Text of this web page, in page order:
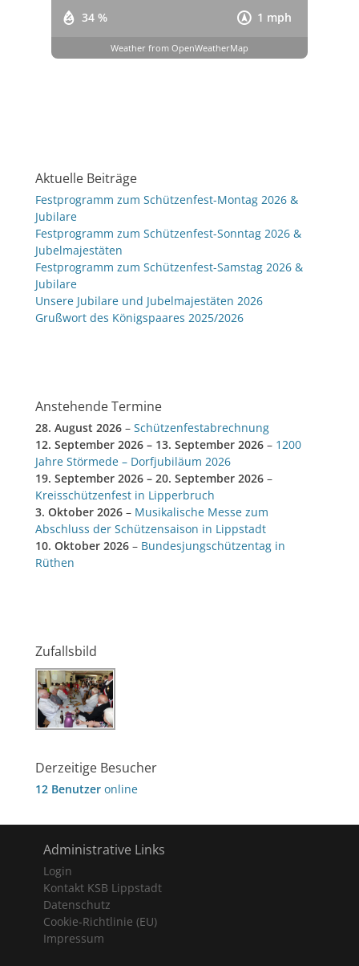
34 % 1 mph
Weather from OpenWeatherMap
Aktuelle Beiträge
Festprogramm zum Schützenfest-Montag 2026 &
Jubilare
Festprogramm zum Schützenfest-Sonntag 2026 &
Jubelmajestäten
Festprogramm zum Schützenfest-Samstag 2026 &
Jubilare
Unsere Jubilare und Jubelmajestäten 2026
Grußwort des Königspaares 2025/2026
Anstehende Termine
28. August 2026 – Schützenfestabrechnung
12. September 2026 – 13. September 2026 – 1200
Jahre Störmede – Dorfjubiläum 2026
19. September 2026 – 20. September 2026 –
Kreisschützenfest in Lipperbruch
3. Oktober 2026 – Musikalische Messe zum
Abschluss der Schützensaison in Lippstadt
10. Oktober 2026 – Bundesjungschützentag in
Rüthen
Zufallsbild
Derzeitige Besucher
12 Benutzer online
Administrative Links
Login
Kontakt KSB Lippstadt
Datenschutz
Cookie-Richtlinie (EU)
Impressum